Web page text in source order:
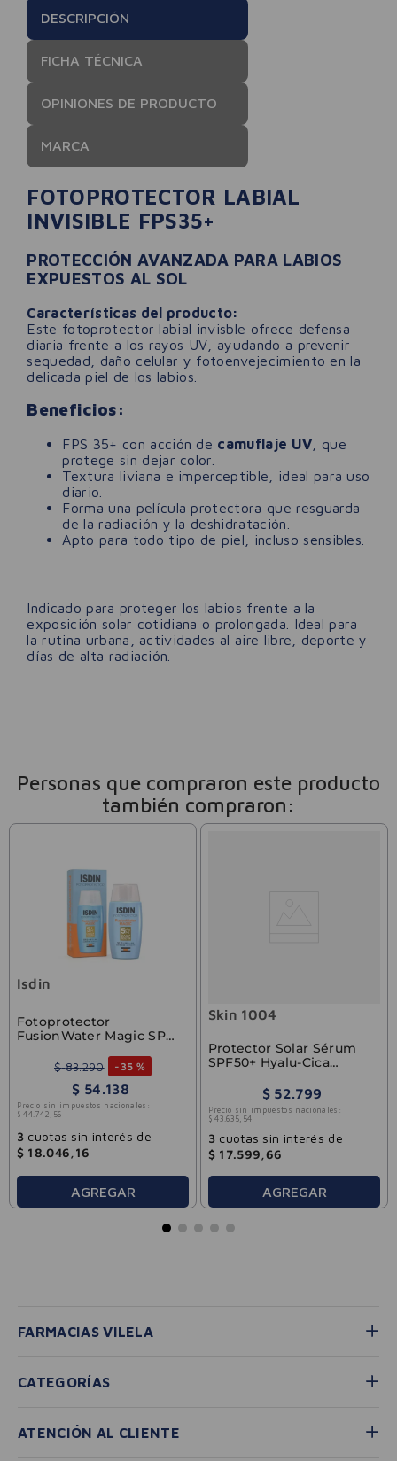
DESCRIPCIÓN
FICHA TÉCNICA
OPINIONES DE PRODUCTO
MARCA
FOTOPROTECTOR LABIAL
INVISIBLE FPS35+
PROTECCIÓN AVANZADA PARA LABIOS
EXPUESTOS AL SOL
Características del producto:
Este fotoprotector labial invisble ofrece defensa
diaria frente a los rayos UV, ayudando a prevenir
sequedad, daño celular y fotoenvejecimiento en la
delicada piel de los labios.
Beneficios:
FPS 35+ con acción de camuflaje UV , que
protege sin dejar color.
Textura liviana e imperceptible, ideal para uso
diario.
Forma una película protectora que resguarda
de la radiación y la deshidratación.
Apto para todo tipo de piel, incluso sensibles.
Indicado para proteger los labios frente a la
exposición solar cotidiana o prolongada. Ideal para
la rutina urbana, actividades al aire libre, deporte y
días de alta radiación.
Personas que compraron este producto
también compraron:
Isdin
Fotoprotector
FusionWater Magic SPF
$ 83.290 - 35 %
$ 54.138
Precio sin impuestos nacionales:
$ 44.742 , 56
3cuotas sin interés de
$ 18.046 16
AGREGAR
Skin 1004
Protector Solar Sérum
SPF50+ Hyalu-Cica
$ 52.799
Precio sin impuestos nacionales:
$ 43 .635 54
3cuotas sin interés de
$ 17.599 66
AGREGAR
FARMACIAS VILELA
CATEGORÍAS
ATENCIÓN AL CLIENTE